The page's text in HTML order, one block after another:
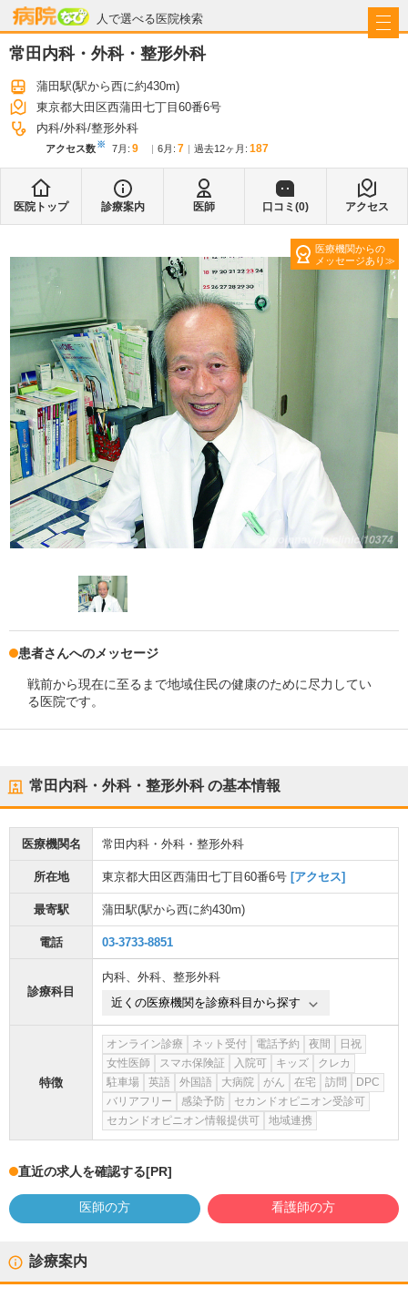
人で選べる医院検索
病院なび
常田内科・外科・整形外科
蒲田駅(駅から西に約430m)
東京都大田区西蒲田七丁目60番6号
内科 外科 整形外科
アクセス数※ 7月 : 9 6月 : 7 過去12ヶ月: 187
医院トップ 診療案内 医師 口コミ(0) アクセス
医療機関からの
メッセージあり
患者さんへのメッセージ
戦前から現在に至るまで地域住民の健康のために尽力してい
る医院です。
常田内科・外科・整形外科の基本情報
医療機関名 常田内科・外科・整形外科
所在地 東京都大田区西蒲田七丁目60番6号 [アクセス]
最寄駅 蒲田駅(駅から西に約430m)
電話 03-3733-8851
診療科目
内科、 外科、 整形外科
近くの医療機関を診療科目から探す
特徴
オンライン診療 ネット受付 電話予約 夜間
日祝
女性医師
スマホ保険証 入院可 キッズ
クレカ
駐車場
英語 外国語 大病院 がん 在宅 訪問
DPC
バリアフリー
感染予防
セカンドオピニオン受診可
セカンドオピニオン情報提供可
地域連携
直近の求人を確認する[PR]
医師の方 看護師の方
診療案内